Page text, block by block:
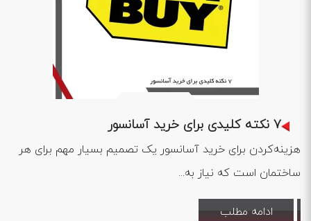
7 نکته کلیدی برای خرید آسانسور
هزینه‌کردن برای خرید آسانسور یک تصمیم بسیار مهم برای هر
ساختمان است که نیاز به...
ادامه مطلب